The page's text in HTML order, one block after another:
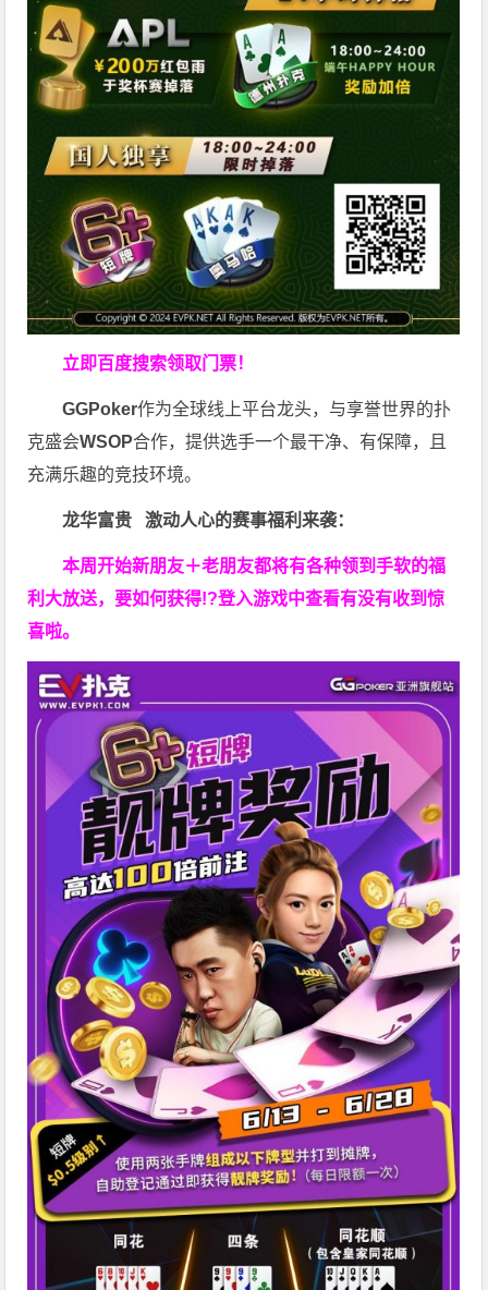
立即百度搜索领取门票！
GGPoker作为全球线上平台龙头，与享誉世界的扑
克盛会WSOP合作，提供选手一个最干净、有保障，且
充满乐趣的竞技环境。
龙华富贵 激动人心的赛事福利来袭：
本周开始新朋友＋老朋友都将有各种领到手软的福
利大放送，要如何获得!?登入游戏中查看有没有收到惊
喜啦。